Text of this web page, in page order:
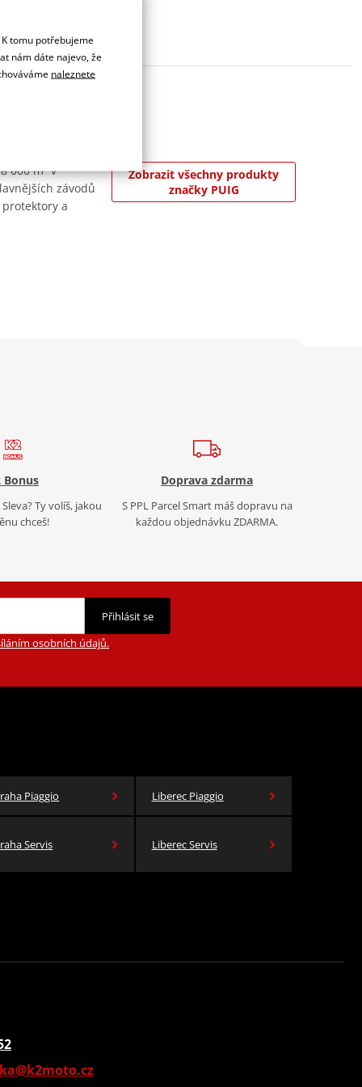
000 m² v
závodů
a
Zobrazit všechny produkty
značky PUIG
Bonus
Ty volíš, jakou
chceš!
Doprava zdarma
S PPL Parcel Smart máš dopravu na
každou objednávku ZDARMA.
Přihlásit se
osobních údajů.
Piaggio Liberec Piaggio
Servis Liberec Servis
tomu potřebujeme
nám dáte najevo, že
naleznete